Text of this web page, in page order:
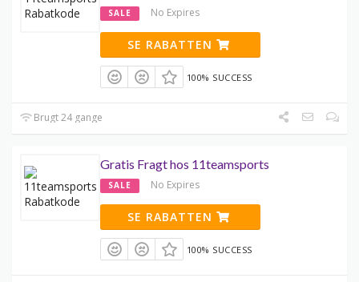
SALE No Expires
SE RABATTEN
100% SUCCESS
Brugt 24 gange
Gratis Fragt hos 11teamsports
SALE No Expires
SE RABATTEN
100% SUCCESS